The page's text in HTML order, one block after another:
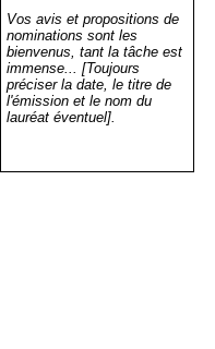
Vos avis et propositions de
nominations sont les
bienvenus, tant la tâche est
immense... [Toujours
préciser la date, le titre de
l'émission et le nom du
lauréat éventuel].